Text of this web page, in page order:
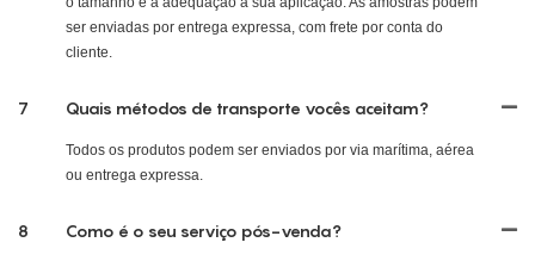
ser enviadas por entrega expressa, com frete por conta do
cliente.
7 Quais métodos de transporte vocês aceitam?
Todos os produtos podem ser enviados por via marítima, aérea
ou entrega expressa.
8 Como é o seu serviço pós-venda?